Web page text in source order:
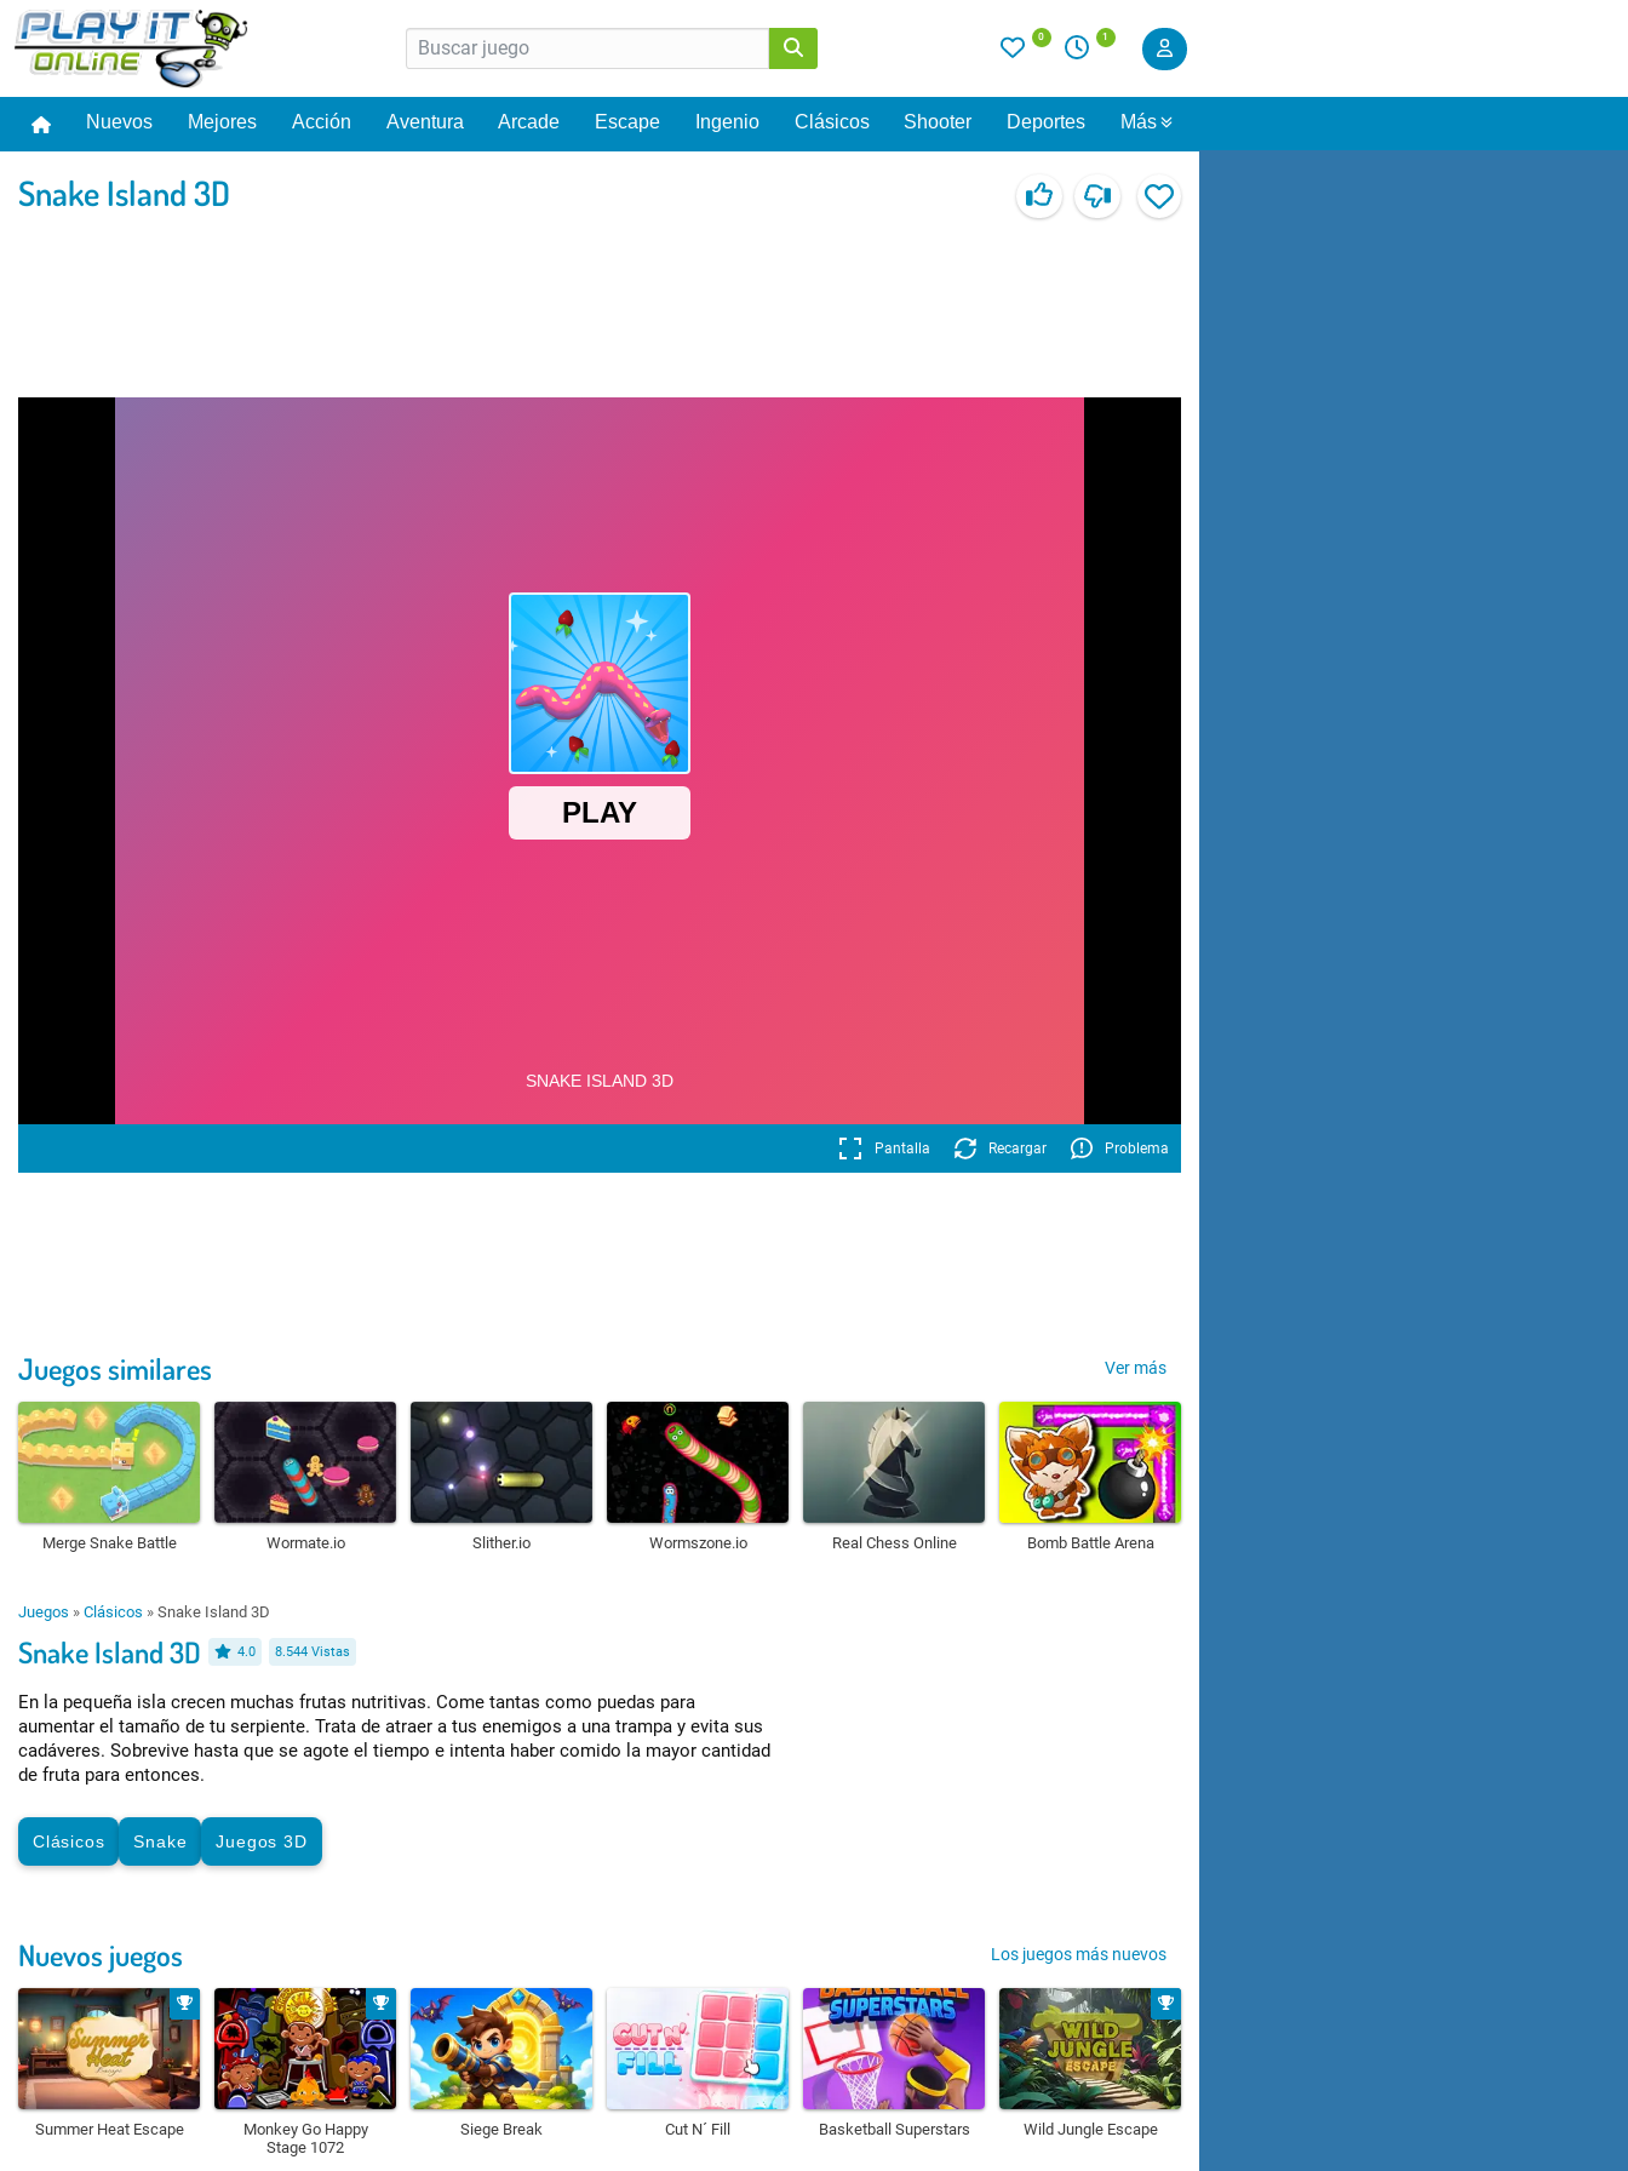
0 1
Nuevos Mejores Acción Aventura Arcade Escape Ingenio Clásicos Shooter Deportes Más
Snake Island 3D
Pantalla Recargar Problema
Juegos similares Ver más
Merge Snake Battle Wormate.io Slither.io Wormszone.io Real Chess Online Bomb Battle Arena
Juegos » Clásicos » Snake Island 3D
Snake Island 3D 4.0 8.544 Vistas
En la pequeña isla crecen muchas frutas nutritivas. Come tantas como puedas para
aumentar el tamaño de tu serpiente. Trata de atraer a tus enemigos a una trampa y evita sus
cadáveres. Sobrevive hasta que se agote el tiempo e intenta haber comido la mayor cantidad
de fruta para entonces.
Clásicos Snake Juegos 3D
Nuevos juegos Los juegos más nuevos
Summer Heat Escape
Monkey Go Happy
Stage 1072
Siege Break Cut N´ Fill Basketball Superstars Wild Jungle Escape